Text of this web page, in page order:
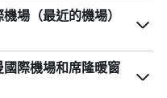
場（最近的機場）
際機場和席隆暖窗